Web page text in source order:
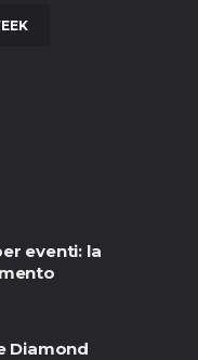
eventi: la
Diamond